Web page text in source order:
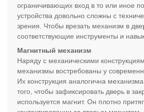
ограничивающих вход в то или иное
устройства довольно сложны с
зрения. Чтобы врезать механизм в
соответствующие инструменты и
Магнитный механизм
Наряду с механическими
механизмы востребованы у
Их конструкция аналогична
того, чтобы зафиксировать дверь в
используется магнит. Он плотно